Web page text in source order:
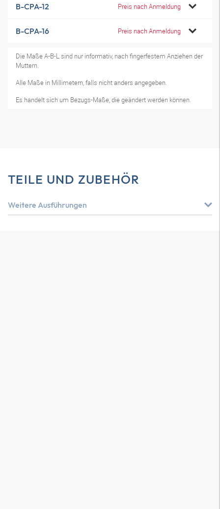
B-CPA-12 Preis nach Anmeldung
B-CPA-16 Preis nach Anmeldung
Die Maße A-B-L sind nur informativ, nach fingerfestem Anziehen der
Muttern.
Alle Maße in Millimetern, falls nicht anders angegeben.
Es handelt sich um Bezugs-Maße, die geändert werden können.
TEILE UND ZUBEHÖR
Weitere Ausführungen